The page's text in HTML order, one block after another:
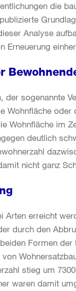
die
Analyse
Erneuerung
der sogenannte
Wohnfläche
Wohnfläche im
deutlich
nicht ganz
Arten erreicht
durch den
Formen der
stieg um
waren damit